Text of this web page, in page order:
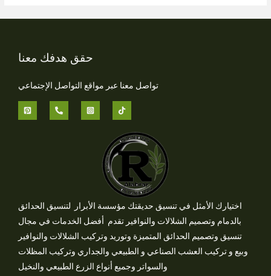
حقق هدفك معنا
تواصل معنا عبر مواقع التواصل الإجتماعي
اختيارك الأمثل في تنسيق حديقتك مؤسسة الأبرار لتنسيق الحدائق
بالدمام وتصميم الشلالات والنوافير تقدم أفضل الخدمات في مجال
تنسيق وتصميم الحدائق المتميزة وتوريد وتركيب الشلالات والنوافير
وبيع و تركيب العشب الصناعي و الطبيعي والجداري وتركيب المظلات
والسواتر وجميع أنواع الزرع الطبيعي والنخيل